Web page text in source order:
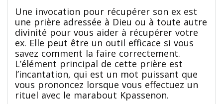
Une invocation pour récupérer son ex est
une prière adressée à Dieu ou à toute autre
divinité pour vous aider à récupérer votre
ex. Elle peut être un outil efficace si vous
savez comment la faire correctement.
L’élément principal de cette prière est
l’incantation, qui est un mot puissant que
vous prononcez lorsque vous effectuez un
rituel avec le marabout Kpassenon.